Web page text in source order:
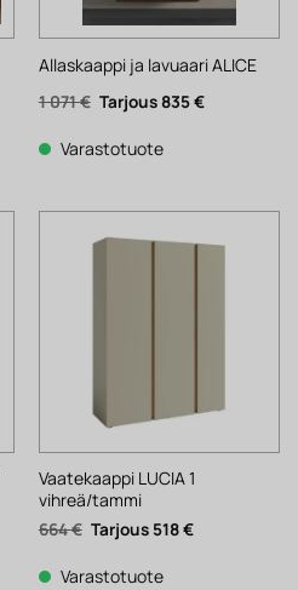
Allaskaappi ja lavuaari ALICE
1 071€ Alkuperäinen
hinta
1
071 €.
835€Nykyinen
Varastotuote
Vaatekaappi LUCIA 1
vihreä/tammi
664€ Alkuperäinen
hinta
664 €.
518€Nykyinen
Varastotuote